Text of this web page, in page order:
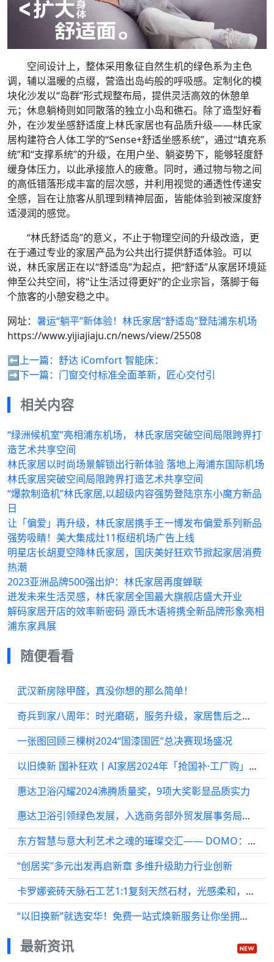
空间设计上，整体采用象征自然生机的绿色系为主色
调，辅以温暖的点缀，营造出岛屿般的呼吸感。定制化的模
块化沙发以“岛群”形式规整布局，提供灵活高效的休憩单
元；休息躺椅则如同散落的独立小岛和礁石。除了造型好看
外，在沙发坐感舒适度上林氏家居也有品质升级——林氏家
居构建符合人体工学的“Sense+舒适坐感系统”，通过“填充系
统”和“支撑系统”的升级，在用户坐、躺姿势下，能够轻度舒
缓身体压力，以此承接旅人的疲惫。同时，通过物与物之间
的高低错落形成丰富的层次感，并利用视觉的通透性传递安
全感，旨在让旅客从肌理到精神层面，皆能体验到被深度舒
适浸润的感觉。
“林氏舒适岛”的意义，不止于物理空间的升级改造，更
在于通过专业的家居产品为公共出行提供舒适体验。可以
说，林氏家居正在以“舒适岛”为起点，把“舒适”从家居环境延
伸至公共空间，将“让生活过得更好”的企业宗旨，落脚于每
个旅客的小憩安稳之中。
网址： 暑运“躺平”新体验！林氏家居“舒适岛”登陆浦东机场
https://www.yijiajiaju.cn/news/view/25508
⬅️上一篇： 舒达 iComfort 智能床：
➡️下一篇： 门窗交付标准全面革新，匠心交付引
相关内容
“绿洲候机室”亮相浦东机场， 林氏家居突破空间局限跨界打
造艺术共享空间
林氏家居以时尚场景解锁出行新体验 落地上海浦东国际机场
林氏家居突破空间局限跨界打造艺术共享空间
“爆款制造机”林氏家居,以超级内容强势登陆京东小魔方新品
日
让「偏爱」再升级，林氏家居携手王一博发布偏爱系列新品
强势吸睛！美大集成灶11枢纽机场广告上线
明星店长胡夏空降林氏家居，国庆美好狂欢节掀起家居消费
热潮
2023亚洲品牌500强出炉：林氏家居再度蝉联
迸发未来生活灵感，林氏家居全国最大旗舰店盛大开业
解码家居开店的效率新密码 源氏木语将携全新品牌形象亮相
浦东家具展
随便看看
武汉新房除甲醛，真没你想的那么简单！
奇兵到家八周年：时光磨砺，服务升级，家居售后之路越走越宽
一张图回顾三棵树2024“国漆国匠”总决赛现场盛况
以旧焕新 国补狂欢丨AI家居2024年「抢国补·工厂购」湖北专场活动顺利落幕！
惠达卫浴闪耀2024沸腾质量奖，9项大奖彰显品质实力
惠达卫浴引领绿色发展，入选商务部外贸发展事务局绿色制造案例
东方智慧与意大利艺术之魂的璀璨交汇—— DOMO：打破厨房空间革命
“创居奖”多元出发再启新章 多维升级助力行业创新
卡罗娜瓷砖天脉石工艺1:1复刻天然石材，光感柔和，触感细腻
“以旧换新”就选安华！免费一站式焕新服务让你坐拥高品质卫浴体验
最新资讯